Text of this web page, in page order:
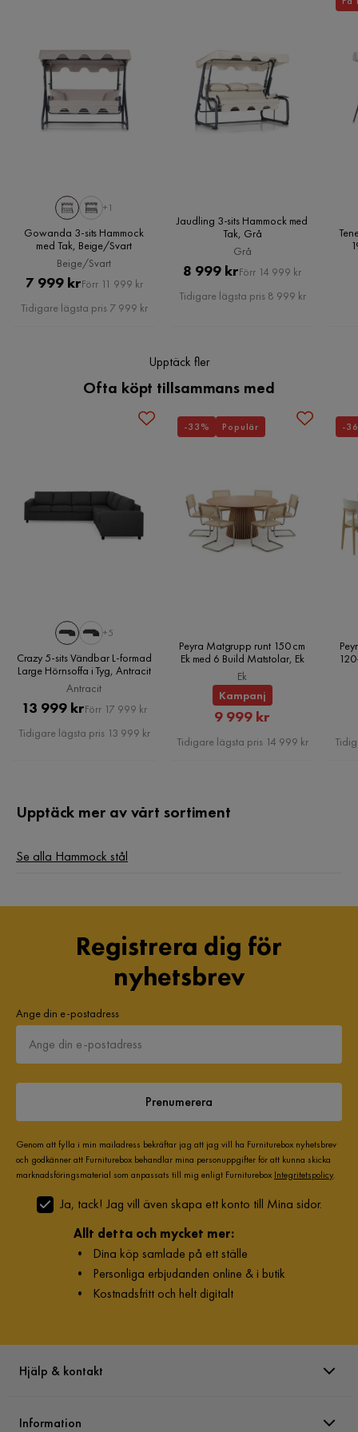
Övrigt
Färg
Färgnamn
Serie
som du kan välja i kassan. Om inga tillvalstjänster visas, kan
vi tyvärr inte erbjuda dessa för ditt postnummer och valda
produkter.
Läs våra för mer information.
+1
Gowanda 3-sits Hammock
med Tak, Beige/Svart
Beige/Svart
Pris
7 999 krOriginal
Pris
Förr 11 999 kr
Tidigare lägsta pris 7 999 kr
Jaudling 3-sits Hammock med
Tak, Grå
Grå
Pris
8 999 krOriginal
Pris
Förr 14 999 kr
Tidigare lägsta pris 8 999 kr
Upptäck fler
Ofta köpt tillsammans med
+5
Crazy 5-sits Vändbar L-formad
Large Hörnsoffa i Tyg, Antracit
Antracit
Pris
13 999 krOriginal
Pris
Förr 17 999 kr
Tidigare lägsta pris 13 999 kr
Peyra Matgrupp runt 150 cm
Ek med 6 Build Matstolar, Ek
Ek
Kampanj
Rabatterat
Pris
9 999 kr
Tidigare lägsta pris 14 999 kr
-33% Populär -
Upptäck mer av vårt sortiment
Se alla Hammock stål
Registrera dig för
nyhetsbrev
Ange din e-postadress
Prenumerera
Genom att fylla i min mailadress bekräftar jag att jag vill ha Furniturebox nyhetsbrev
och godkänner att Furniturebox behandlar mina personuppgifter för att kunna skicka
marknadsföringsmaterial som anpassats till mig enligt Furniturebox Integritetspolicy.
Ja, tack! Jag vill även skapa ett konto till Mina sidor.
Allt detta och mycket mer:
• Dina köp samlade på ett ställe
• Personliga erbjudanden online & i butik
• Kostnadsfritt och helt digitalt
Hjälp & kontakt
Information